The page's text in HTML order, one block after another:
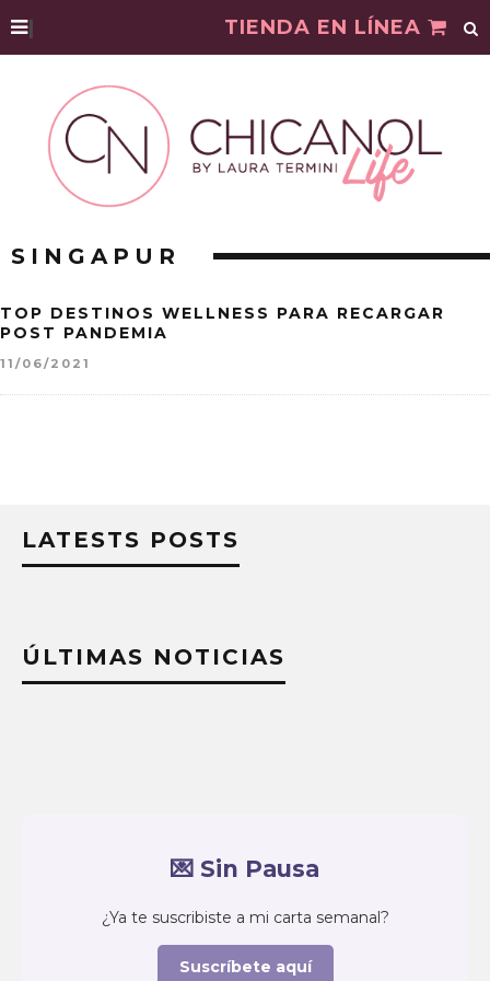
TIENDA EN LÍNEA
|
SINGAPUR
TOP DESTINOS WELLNESS PARA RECARGAR
POST PANDEMIA
11/06/2021
LATESTS POSTS
ÚLTIMAS NOTICIAS
💌 Sin Pausa
¿Ya te suscribiste a mi carta semanal?
Suscríbete aquí